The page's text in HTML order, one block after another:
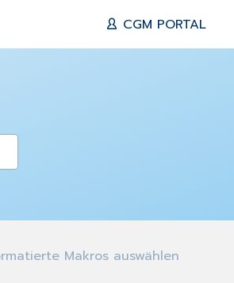
CGM PORTAL
Makros auswählen